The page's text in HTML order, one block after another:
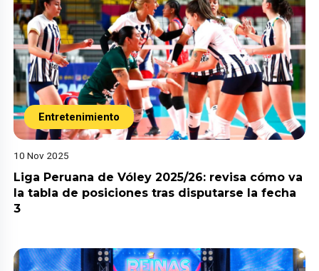
Entretenimiento
10 Nov 2025
Liga Peruana de Vóley 2025/26: revisa cómo va
la tabla de posiciones tras disputarse la fecha
3